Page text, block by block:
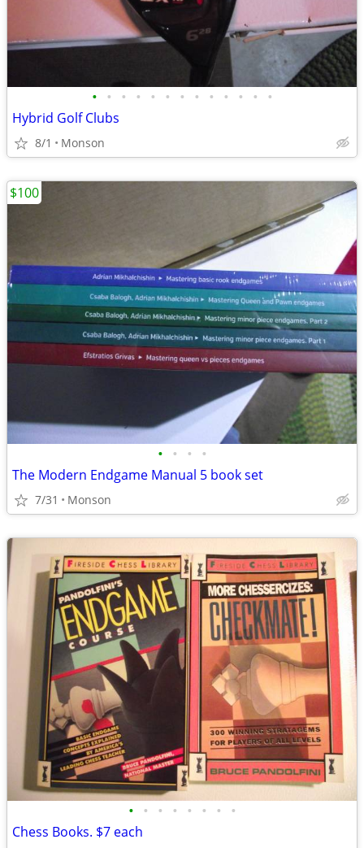
• • • • • • • • • • • • •
Hybrid Golf Clubs
8/1 Monson
• • • •
The Modern Endgame Manual 5 book set
7/31 Monson
$100
• • • • • • • •
Chess Books. $7 each